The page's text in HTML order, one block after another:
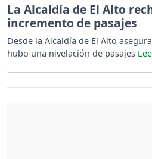
La Alcaldía de El Alto
incremento de pasajes
Desde la Alcaldía de El Alto
hubo una nivelación de pasajes